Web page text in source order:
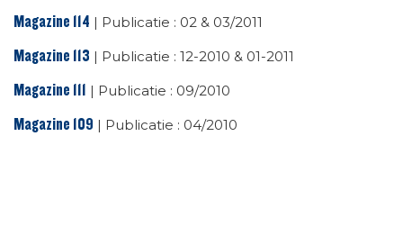
Magazine 114 | Publicatie : 02 & 03/2011
Magazine 113 | Publicatie : 12-2010 & 01-2011
Magazine 111 | Publicatie : 09/2010
Magazine 109 | Publicatie : 04/2010